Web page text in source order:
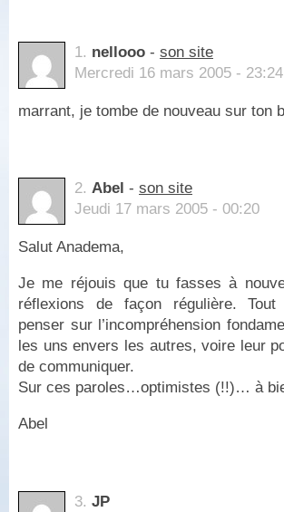
1. nellooo - son site
Mercredi 16 mars 2005 - 23:24
marrant, je tombe de nouveau sur ton
2. Abel - son site
Jeudi 17 mars 2005 - 00:20
Salut Anadema,
Je me réjouis que tu fasses à
réflexions de façon régulière.
penser sur l’incompréhension
les uns envers les autres, voire leur
de communiquer.
Sur ces paroles…optimistes (!!)… à
Abel
3. JP